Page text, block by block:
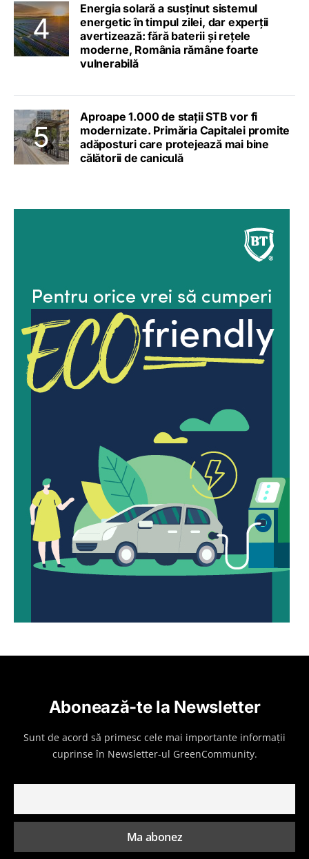
Energia solară a susținut sistemul
energetic în timpul zilei, dar experții
avertizează: fără baterii și rețele
moderne, România rămâne foarte
vulnerabilă
Aproape 1.000 de stații STB vor fi
modernizate. Primăria Capitalei promite
adăposturi care protejează mai bine
călătorii de caniculă
Abonează-te la Newsletter
Sunt de acord să primesc cele mai importante informații
cuprinse în Newsletter-ul GreenCommunity.